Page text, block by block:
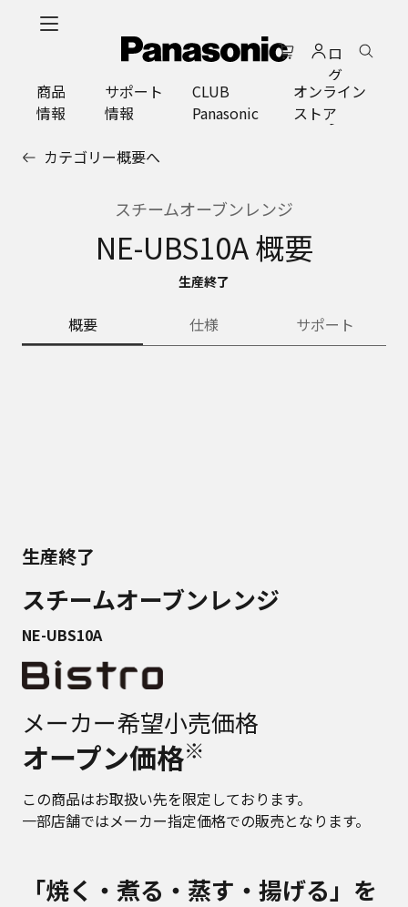
ロ
グ
イ
ン
商品
情報
サポート
情報
CLUB
Panasonic
オンライン
ストア
カテゴリー概要へ
スチームオーブンレンジ
NE-UBS10A 概要
生産終了
概要 仕様 サポート
生産終了
スチームオーブンレンジ
NE-UBS10A
メーカー希望小売価格
オープン価格※
この商品はお取扱い先を限定しております。
一部店舗ではメーカー指定価格での販売となります。
「焼く・煮る・蒸す・揚げる」を